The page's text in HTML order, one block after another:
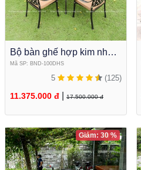
Bộ bàn ghế hợp kim nhôm
đúc tròn màu đen đồng
Mã SP: BND-100DHS
5 (125)
11.375.000 đ 17.500.000 đ
Giảm: 30 %